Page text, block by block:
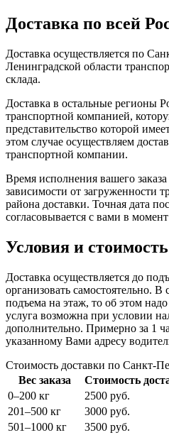
Доставка по всей
Доставка осуществляется по
Ленинградской области
склада.
Доставка в остальные регионы
транспортной компанией,
представительство которой
этом случае осуществляем
транспортной компании.
Время исполнения вашего
зависимости от загруженности
района доставки. Точная дата
согласовывается с вами в
Условия и
Доставка осуществляется до
организовать самостоятельно.
подъема на этаж, то об этом надо
услуга возможна при условии
дополнительно. Примерно за 1
указанному Вами адресу
Стоимость доставки по Санкт-
Вес заказа
Стоимость
0–200 кг
2500 руб.
201–500 кг
3000 руб.
501–1000 кг
3500 руб.